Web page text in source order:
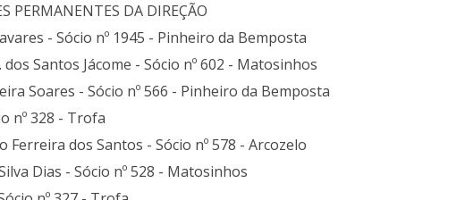
PERMANENTES DA DIREÇÃO
- Sócio nº 1945 - Pinheiro da Bemposta
Santos Jácome - Sócio nº 602 - Matosinhos
Soares - Sócio nº 566 - Pinheiro da Bemposta
nº 328 - Trofa
Ferreira dos Santos - Sócio nº 578 - Arcozelo
Dias - Sócio nº 528 - Matosinhos